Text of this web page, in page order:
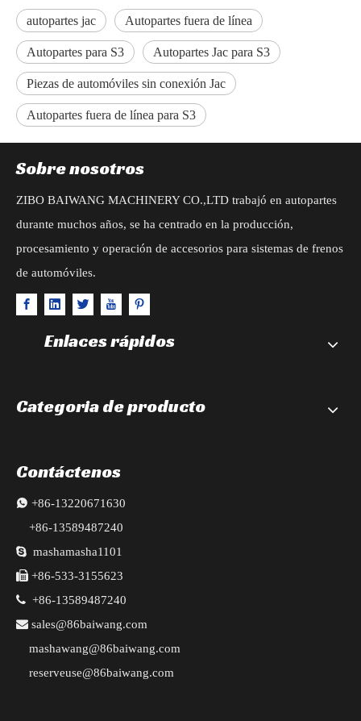
autopartes jac Autopartes fuera de línea
Autopartes para S3 Autopartes Jac para S3
Piezas de automóviles sin conexión Jac
Autopartes fuera de línea para S3
Sobre nosotros
ZIBO BAIWANG MACHINERY CO.,LTD trabajó en autopartes
durante muchos años, se ha centrado en la producción,
procesamiento y operación de accesorios para sistemas de frenos
de automóviles.
Enlaces rápidos
Categoria de producto
Contáctenos
 +86-13220671630
+86-13589487240
 mashamasha1101
 +86-533-3155623
 +86-13589487240
 sales@86baiwang.com
mashawang@86baiwang.com
reserveuse@86baiwang.com